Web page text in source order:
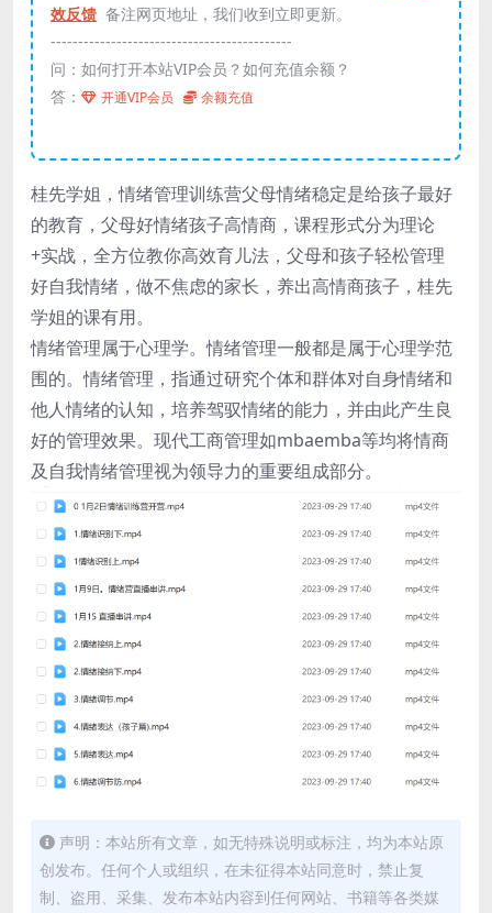
效反馈 备注网页地址，我们收到立即更新。
--------------------------------------------
问：如何打开本站VIP会员？如何充值余额？
答：
开通VIP会员 余额充值
桂先学姐，情绪管理训练营父母情绪稳定是给孩子最好
的教育，父母好情绪孩子高情商，课程形式分为理论
+实战，全方位教你高效育儿法，父母和孩子轻松管理
好自我情绪，做不焦虑的家长，养出高情商孩子，桂先
学姐的课有用。
情绪管理属于心理学。情绪管理一般都是属于心理学范
围的。情绪管理，指通过研究个体和群体对自身情绪和
他人情绪的认知，培养驾驭情绪的能力，并由此产生良
好的管理效果。现代工商管理如mbaemba等均将情商
及自我情绪管理视为领导力的重要组成部分。
声明：本站所有文章，如无特殊说明或标注，均为本站原
创发布。任何个人或组织，在未征得本站同意时，禁止复
制、盗用、采集、发布本站内容到任何网站、书籍等各类媒